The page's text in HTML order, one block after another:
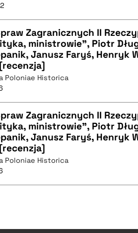
Zagranicznych II
ministrowie", Piotr
Janusz Faryś, Henryk
Poloniae Historica
Zagranicznych II
ministrowie", Piotr
Janusz Faryś, Henryk
Poloniae Historica